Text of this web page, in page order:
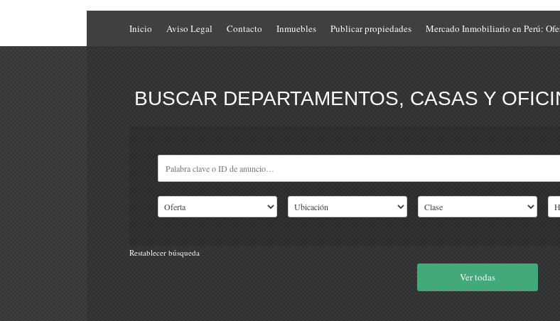
Inicio Aviso Legal Contacto Inmuebles Publicar propiedades Mercado Inmobiliario en Perú:
BUSCAR DEPARTAMENTOS, CASAS Y
Restablecer búsqueda
Ver todas